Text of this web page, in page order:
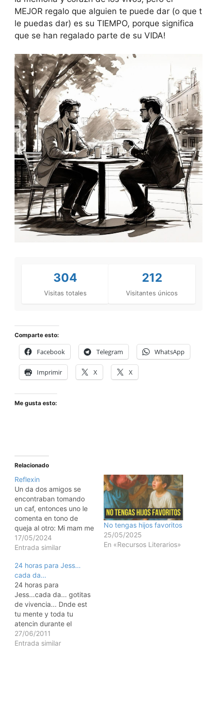
MEJOR regalo que alguien te puede dar (o que t
le puedas dar) es su TIEMPO, porque significa
que se han regalado parte de su VIDA!
304
Visitas totales
212
Visitantes únicos
Comparte esto:
Facebook Telegram WhatsApp
Imprimir X X
Me gusta esto:
Relacionado
Reflexin
Un da dos amigos se
encontraban tomando
un caf, entonces uno le
comenta en tono de
queja al otro: Mi mam me
llama mucho por telfono
a la oficina y slo para
platicar con ella, siempre
es la misma quejadera,
que "se siente sola"; la
verdad…
17/05/2024
Entrada similar
No tengas hijos favoritos
25/05/2025
En «Recursos Literarios»
24 horas para Jess…
cada da…
24 horas para
Jess...cada da... gotitas
de vivencia... Dnde est
tu mente y toda tu
atencin durante el
da?...en qu piensas al
levantarte?...que ocupa
27/06/2011
Entrada similar